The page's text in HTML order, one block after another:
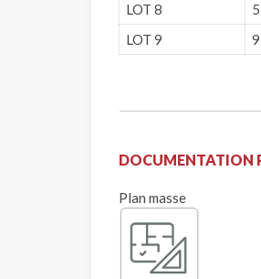
LOT 8
LOT 9
DOCUMENTATION
Plan masse